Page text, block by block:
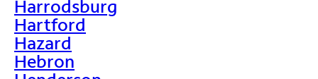
Harrodsburg
Hartford
Hazard
Hebron